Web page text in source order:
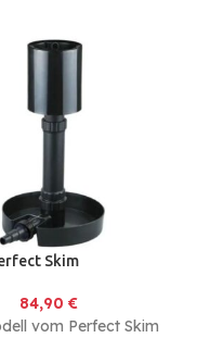
Skim
84,90 €
vom Perfect Skim